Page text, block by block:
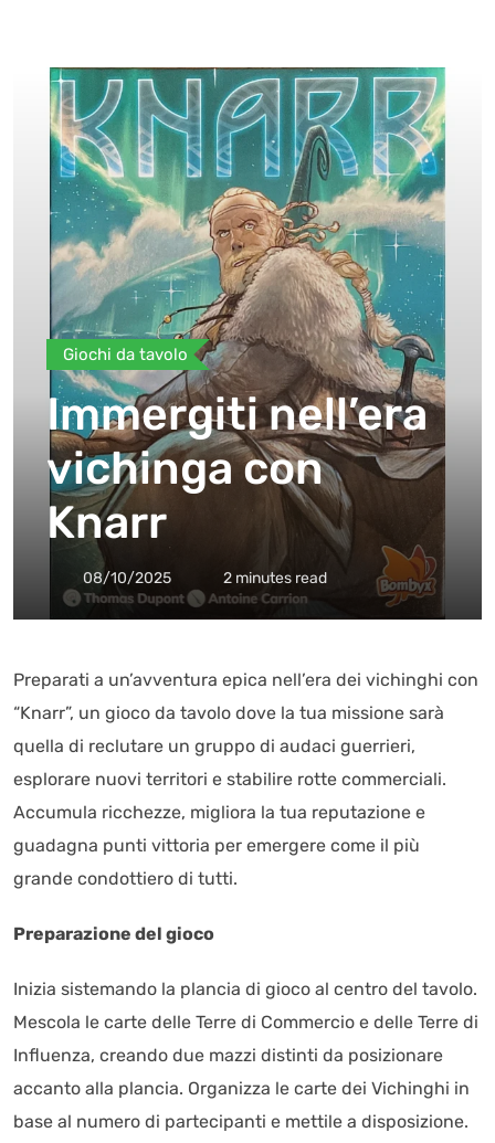
Giochi da tavolo
Immergiti nell’era
vichinga con
Knarr
08/10/2025 2 minutes read
Preparati a un’avventura epica nell’era dei vichinghi con
“Knarr”, un gioco da tavolo dove la tua missione sarà
quella di reclutare un gruppo di audaci guerrieri,
esplorare nuovi territori e stabilire rotte commerciali.
Accumula ricchezze, migliora la tua reputazione e
guadagna punti vittoria per emergere come il più
grande condottiero di tutti.
Preparazione del gioco
Inizia sistemando la plancia di gioco al centro del tavolo.
Mescola le carte delle Terre di Commercio e delle Terre di
Influenza, creando due mazzi distinti da posizionare
accanto alla plancia. Organizza le carte dei Vichinghi in
base al numero di partecipanti e mettile a disposizione.